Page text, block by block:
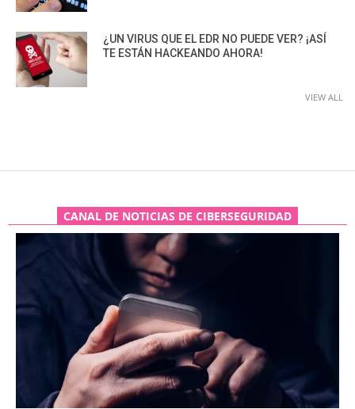
¿UN VIRUS QUE EL EDR NO PUEDE VER? ¡ASÍ
TE ESTÁN HACKEANDO AHORA!
VIEW ALL
CANAL DE NOTICIAS DE CIBERSEGURIDAD